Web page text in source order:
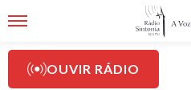
OUVIR RÁDIO